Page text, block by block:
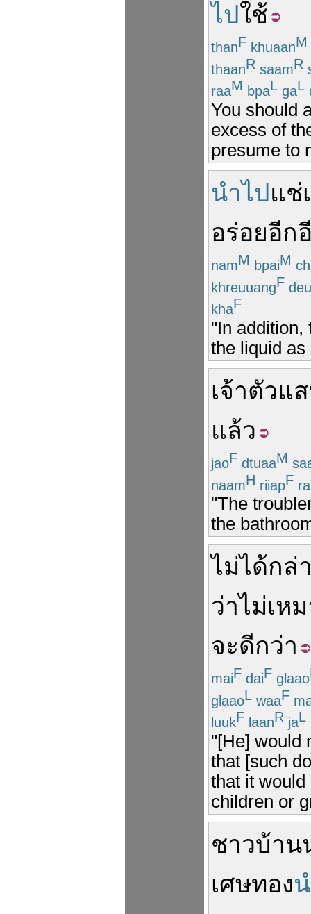
ไปใช้
thanF khuaanM
thaanR saamR
raaM bpaL gaL
You should
excess of
presume to
นำไป แช่
อร่อยอีก
namM bpaiM
khreuuangF
khaF
"In addition,
the liquid
เจ้าตัวแ
แล้ว
jaoF dtuaaM
naamH riiapF
"The
the
ไม่ได้กล่
ว่าไม่เห
จะดีกว่า
maiF daiF glaao
glaaoL waaF
luukF laanR jaL
"[He] would
that [such
that it would
children or
ชาวบ้าน
เศษทอง